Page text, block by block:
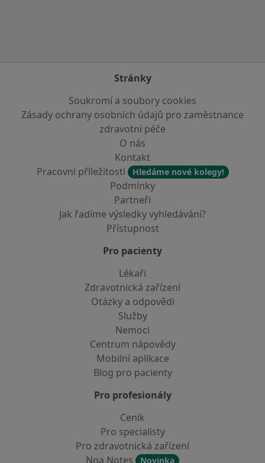
Stránky
Soukromí a soubory cookies
Zásady ochrany osobních údajů pro zaměstnance
zdravotní péče
O nás
Kontakt
Pracovní příležitosti
Hledáme nové kolegy!
Podmínky
Partneři
Jak řadíme výsledky vyhledávání?
Přístupnost
Pro pacienty
Lékaři
Zdravotnická zařízení
Otázky a odpovědi
Služby
Nemoci
Centrum nápovědy
Mobilní aplikace
Blog pro pacienty
Pro profesionály
Ceník
Pro specialisty
Pro zdravotnická zařízení
Noa Notes
Novinka